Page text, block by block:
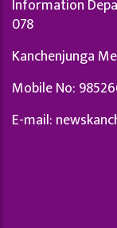
Information
078
Kanchenjunga
Mobile No:
E-mail: